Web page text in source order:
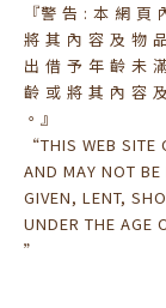
『警 告 : 本 網 頁
將 其 內 容 及 物
出 借 予 年 齡 未
齡 或 將 其 內 容
。』
“THIS WEB SITE
AND MAY NOT
GIVEN, LENT,
UNDER THE AGE
”